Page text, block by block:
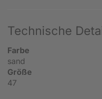
Technische
Farbe
sand
Größe
47